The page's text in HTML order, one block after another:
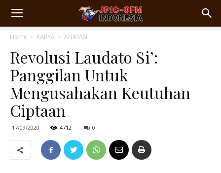
Home KARYA ANIMASI
Revolusi Laudato Si’:
Panggilan Untuk
Mengusahakan Keutuhan
Ciptaan
17/09/2020 4712 0